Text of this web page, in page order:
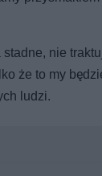
nie
że to my
ludzi.